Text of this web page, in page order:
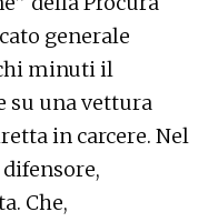
generale
minuti il
su una vettura
in carcere. Nel
Che,